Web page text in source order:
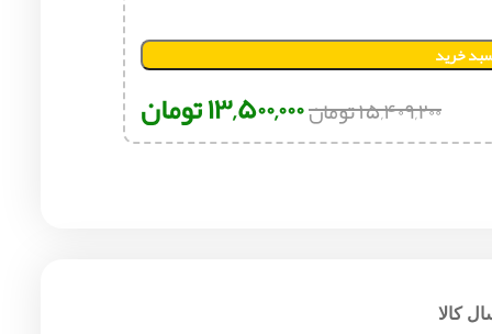
خرید
۱۵,۴۰۹,۲۰۰تومان۱۳,۵۰۰,۰۰۰تومان
کالا